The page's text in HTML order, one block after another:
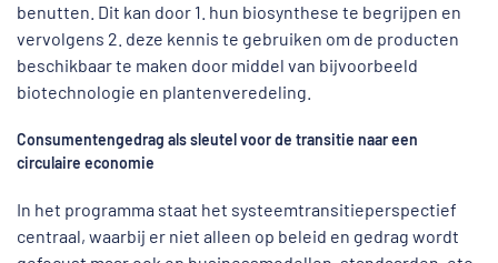
benutten. Dit kan door 1. hun biosynthese te begrijpen en
vervolgens 2. deze kennis te gebruiken om de producten
beschikbaar te maken door middel van bijvoorbeeld
biotechnologie en plantenveredeling.
Consumentengedrag als sleutel voor de transitie naar een
circulaire economie
In het programma staat het systeemtransitieperspectief
centraal, waarbij er niet alleen op beleid en gedrag wordt